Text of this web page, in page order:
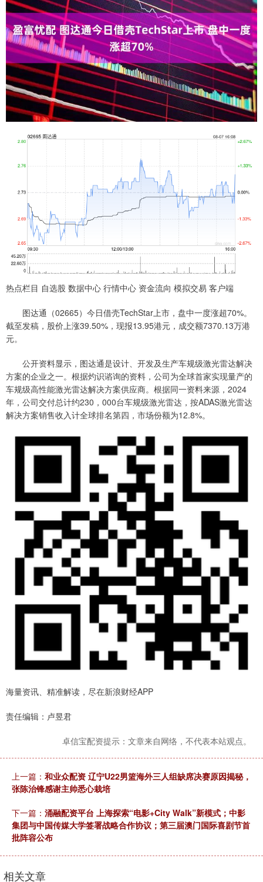
热点栏目 自选股 数据中心 行情中心 资金流向 模拟交易 客户端
图达通（02665）今日借壳TechStar上市，盘中一度涨超70%。
截至发稿，股价上涨39.50%，现报13.95港元，成交额7370.13万港
元。
公开资料显示，图达通是设计、开发及生产车规级激光雷达解决
方案的企业之一。根据灼识谘询的资料，公司为全球首家实现量产的
车规级高性能激光雷达解决方案供应商。根据同一资料来源，2024
年，公司交付总计约230，000台车规级激光雷达，按ADAS激光雷达
解决方案销售收入计全球排名第四，市场份额为12.8%。
海量资讯、精准解读，尽在新浪财经APP
责任编辑：卢昱君
卓信宝配资提示：文章来自网络，不代表本站观点。
上一篇： 和业众配资 辽宁U22男篮海外三人组缺席决赛原因揭秘，
张陈治锋感谢主帅悉心栽培
下一篇： 涌融配资平台 上海探索“电影+City Walk”新模式；中影
集团与中国传媒大学签署战略合作协议；第三届澳门国际喜剧节首
批阵容公布
相关文章